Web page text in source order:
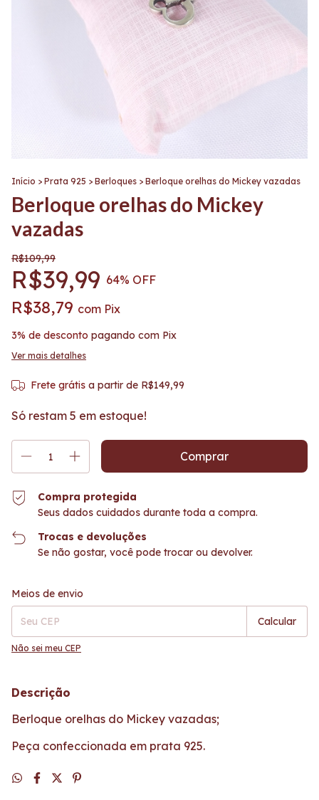
Início > Prata 925 > Berloques > Berloque orelhas do Mickey vazadas
Berloque orelhas do Mickey
vazadas
R$109,99
R$39,99 64% OFF
R$38,79 com Pix
3% de desconto pagando com Pix
Ver mais detalhes
Frete grátis a partir de R$149,99
Só restam 5 em estoque!
Compra protegida
Seus dados cuidados durante toda a compra.
Trocas e devoluções
Se não gostar, você pode trocar ou devolver.
Entregas para o CEP:
Meios de envio
Calcular
Não sei meu CEP
Descrição
Berloque orelhas do Mickey vazadas;
Peça confeccionada em prata 925.